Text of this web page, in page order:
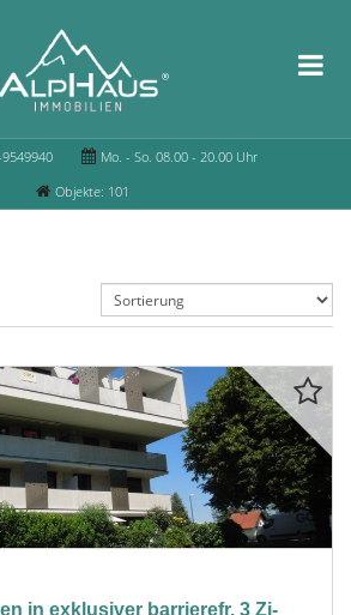
Mo. - So. 08.00 - 20.00 Uhr
Objekte: 101
in exklusiver barrierefr. 3 Zi-